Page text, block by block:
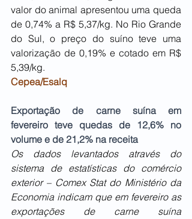
valor do animal apresentou uma queda
de 0,74% a R$ 5,37/kg. No Rio Grande
do Sul, o preço do suíno teve uma
valorização de 0,19% e cotado em R$
5,39/kg.
Cepea/Esalq
Exportação de carne suína em
fevereiro teve quedas de 12,6% no
volume e de 21,2% na receita
Os dados levantados através do
sistema de estatísticas do comércio
exterior – Comex Stat do Ministério da
Economia indicam que em fevereiro as
exportações de carne suína